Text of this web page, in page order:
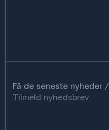
Få de seneste nyheder
Tilmeld nyhedsbrev